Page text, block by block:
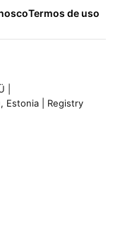
Termos de uso
|
Estonia | Registry